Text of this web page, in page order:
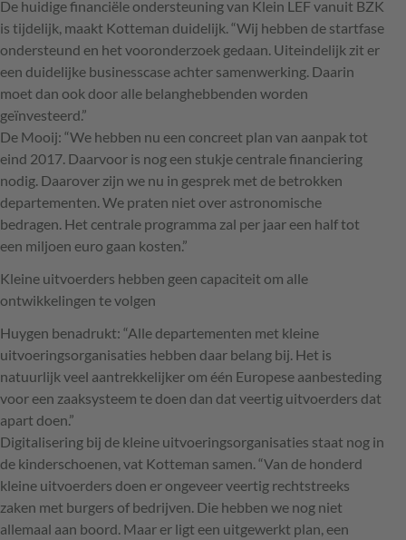
De huidige financiële ondersteuning van Klein LEFvanuit BZK
is tijdelijk, maakt Kotteman duidelijk. “Wij hebben de startfase
ondersteund en het vooronderzoek gedaan. Uiteindelijk zit er
een duidelijke businesscase achter samenwerking. Daarin
moet dan ook door alle belanghebbenden worden
geïnvesteerd.”
De Mooij: “We hebben nu een concreet plan van aanpak tot
eind 2017. Daarvoor is nog een stukje centrale financiering
nodig. Daarover zijn we nu in gesprek met de betrokken
departementen. We praten niet over astronomische
bedragen. Het centrale programma zal per jaar een half tot
een miljoen euro gaan kosten.”
Kleine uitvoerders hebben geen capaciteit om alle
ontwikkelingen te volgen
Huygen benadrukt: “Alle departementen met kleine
uitvoeringsorganisaties hebben daar belang bij. Het is
natuurlijk veel aantrekkelijker om één Europese aanbesteding
voor een zaaksysteem te doen dan dat veertig uitvoerders dat
apart doen.”
Digitalisering bij de kleine uitvoeringsorganisaties staat nog in
de kinderschoenen, vat Kotteman samen. “Van de honderd
kleine uitvoerders doen er ongeveer veertig rechtstreeks
zaken met burgers of bedrijven. Die hebben we nog niet
allemaal aan boord. Maar er ligt een uitgewerkt plan, een